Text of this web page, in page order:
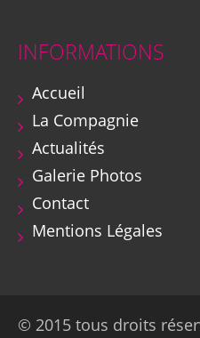
INFORMATIONS
Accueil
La Compagnie
Actualités
Galerie Photos
Contact
Mentions Légales
© 2015 tous droits